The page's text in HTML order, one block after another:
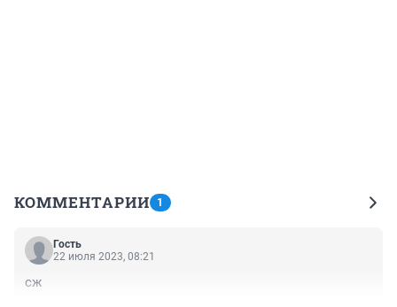
КОММЕНТАРИИ 1
Гость
22 июля 2023, 08:21
сж